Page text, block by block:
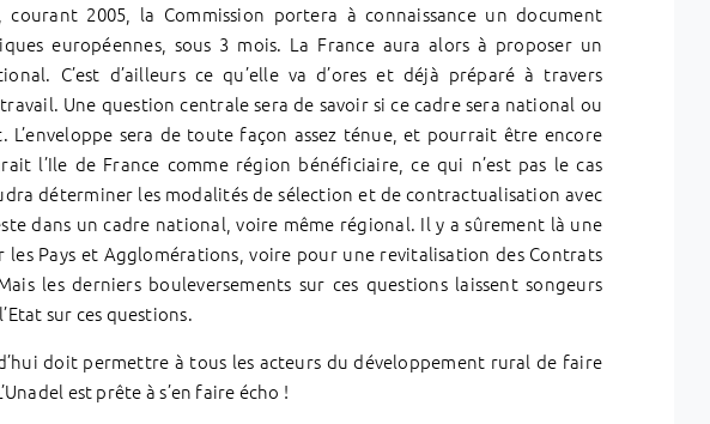
2005, la Commission portera à connaissance un document
européennes, sous 3 mois. La France aura alors à proposer un
C’est d’ailleurs ce qu’elle va d’ores et déjà préparé à travers
Une question centrale sera de savoir si ce cadre sera national ou
L’enveloppe sera de toute façon assez ténue, et pourrait être encore
l’Ile de France comme région bénéficiaire, ce qui n’est pas le cas
déterminer les modalités de sélection et de contractualisation avec
dans un cadre national, voire même régional. Il y a sûrement là une
Pays et Agglomérations, voire pour une revitalisation des Contrats
les derniers bouleversements sur ces questions laissent songeurs
sur ces questions.
doit permettre à tous les acteurs du développement rural de faire
est prête à s’en faire écho !